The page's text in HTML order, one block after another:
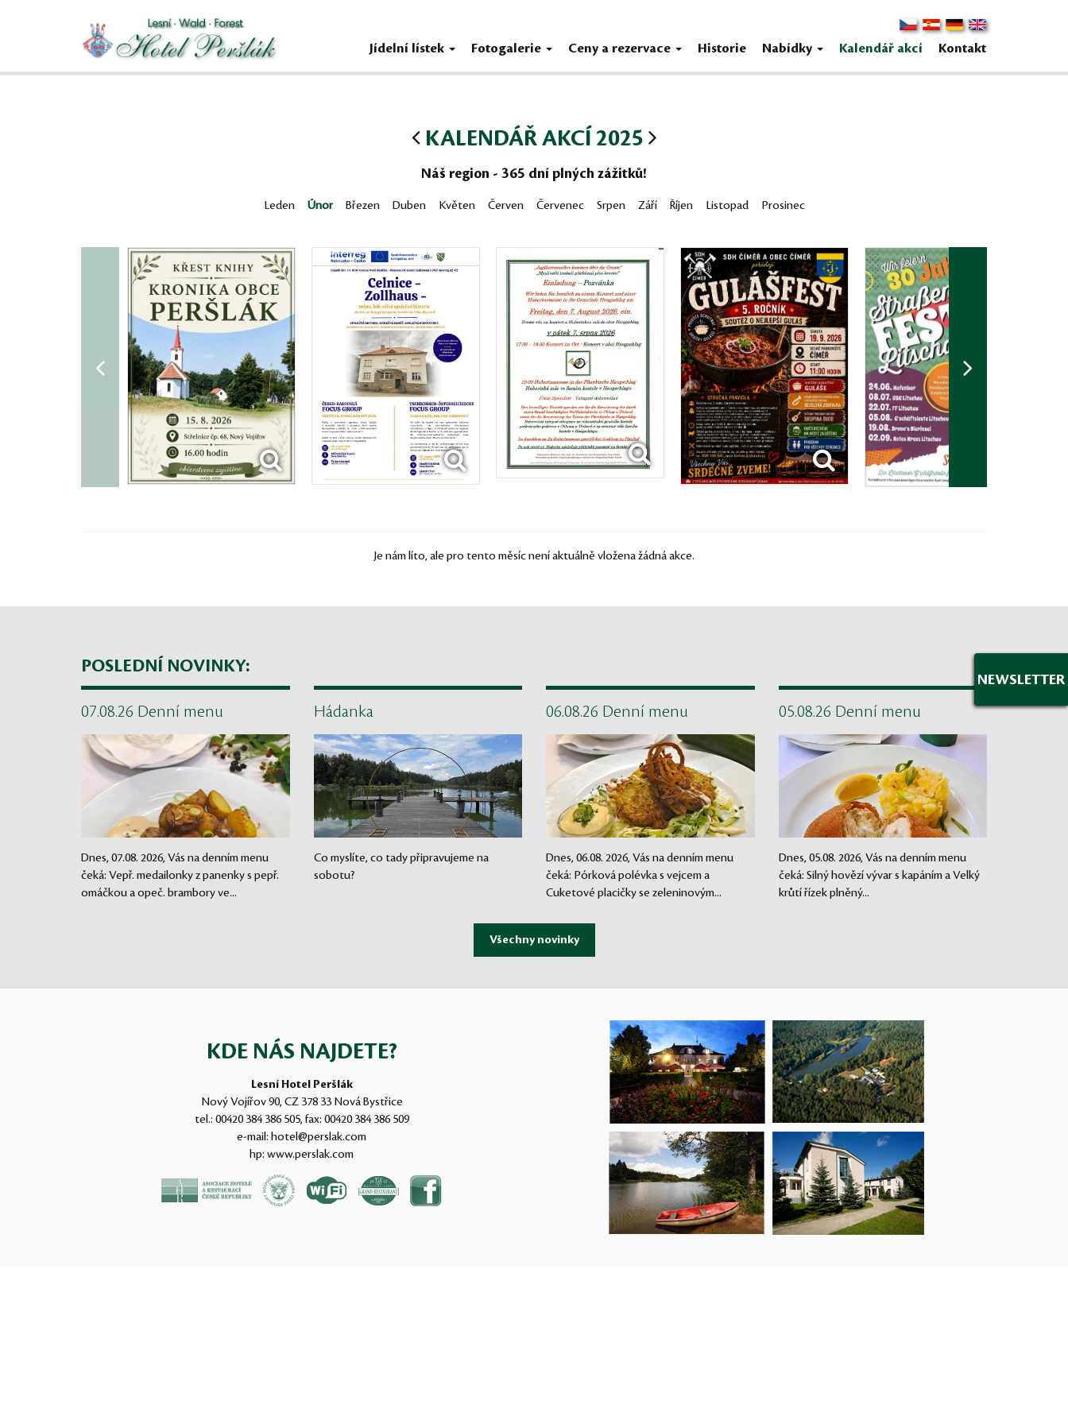
Jídelní lístek Fotogalerie Ceny a rezervace Historie Nabídky Kalendář akcí Kontakt
KALENDÁŘ AKCÍ 2025
Náš region - 365 dní plných zážitků!
Leden Únor Březen Duben Květen Červen Červenec Srpen Září Říjen Listopad Prosinec
Je nám líto, ale pro tento měsíc není aktuálně vložena žádná akce.
POSLEDNÍ NOVINKY:
07.08.26 Denní menu
Dnes, 07.08. 2026, Vás na denním menu
čeká: Vepř. medailonky z panenky s pepř.
omáčkou a opeč. brambory ve...
Hádanka
Co myslíte, co tady připravujeme na
sobotu?
06.08.26 Denní menu
Dnes, 06.08. 2026, Vás na denním menu
čeká: Pórková polévka s vejcem a
Cuketové placičky se zeleninovým...
05.08.26 Denní menu
Dnes, 05.08. 2026, Vás na denním menu
čeká: Silný hovězí vývar s kapáním a Velký
krůtí řízek plněný...
KDE NÁS NAJDETE?
Lesní Hotel Peršlák
Nový Vojířov 90, CZ 378 33 Nová Bystřice
tel.: 00420 384 386 505, fax: 00420 384 386 509
e-mail: hotel@perslak.com
hp: www.perslak.com
NEWSLETTER